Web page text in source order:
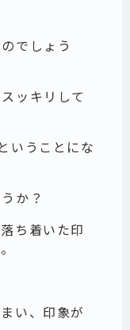
でしょう
ッキリして
ということにな
か？
ち着いた印
い、印象が